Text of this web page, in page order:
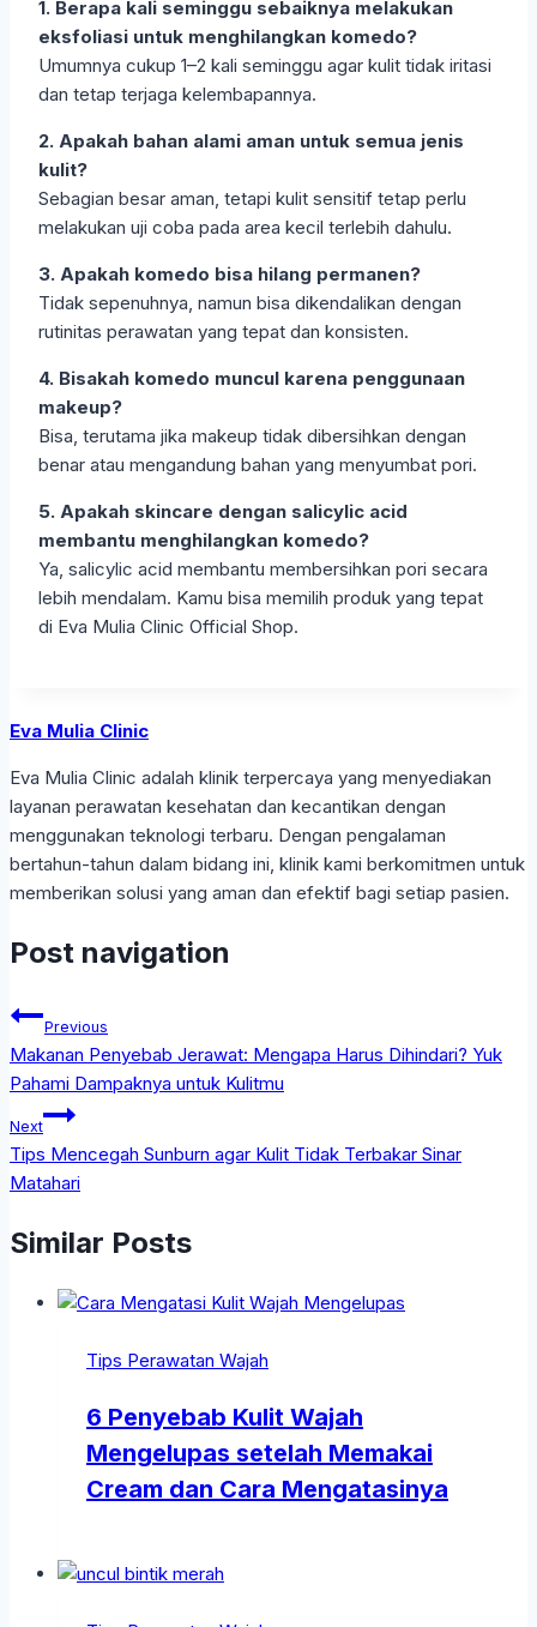
1. Berapa kali seminggu sebaiknya melakukan
eksfoliasi untuk menghilangkan komedo?
Umumnya cukup 1–2 kali seminggu agar kulit tidak iritasi
dan tetap terjaga kelembapannya.
2. Apakah bahan alami aman untuk semua jenis
kulit?
Sebagian besar aman, tetapi kulit sensitif tetap perlu
melakukan uji coba pada area kecil terlebih dahulu.
3. Apakah komedo bisa hilang permanen?
Tidak sepenuhnya, namun bisa dikendalikan dengan
rutinitas perawatan yang tepat dan konsisten.
4. Bisakah komedo muncul karena penggunaan
makeup?
Bisa, terutama jika makeup tidak dibersihkan dengan
benar atau mengandung bahan yang menyumbat pori.
5. Apakah skincare dengan salicylic acid
membantu menghilangkan komedo?
Ya, salicylic acid membantu membersihkan pori secara
lebih mendalam. Kamu bisa memilih produk yang tepat
di Eva Mulia Clinic Official Shop.
Eva Mulia Clinic
Eva Mulia Clinic adalah klinik terpercaya yang menyediakan
layanan perawatan kesehatan dan kecantikan dengan
menggunakan teknologi terbaru. Dengan pengalaman
bertahun-tahun dalam bidang ini, klinik kami berkomitmen untuk
memberikan solusi yang aman dan efektif bagi setiap pasien.
Post navigation
Previous
Makanan Penyebab Jerawat: Mengapa Harus Dihindari? Yuk
Pahami Dampaknya untuk Kulitmu
Next
Tips Mencegah Sunburn agar Kulit Tidak Terbakar Sinar
Matahari
Similar Posts
Tips Perawatan Wajah
6 Penyebab Kulit Wajah
Mengelupas setelah Memakai
Cream dan Cara Mengatasinya